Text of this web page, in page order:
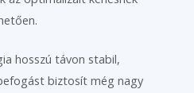
hosszú távon stabil,
biztosít még nagy